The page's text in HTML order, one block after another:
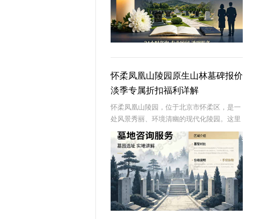
怀柔凤凰山陵园原生山林墓碑报价
淡季专属折扣福利详解
怀柔凤凰山陵园，位于北京市怀柔区，是一
处风景秀丽、环境清幽的现代化陵园。这里
依山傍水，绿树成荫，为逝者提供了一个宁
静而庄严的安息之地。近年来，随着人们对
逝者安葬方式的不断追求，墓碑作为纪念逝
者、寄托哀